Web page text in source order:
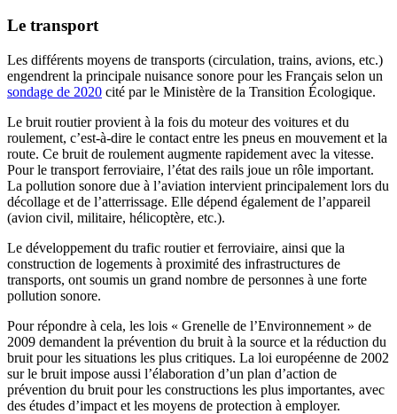
Le transport
Les différents moyens de transports (circulation, trains, avions, etc.)
engendrent la principale nuisance sonore pour les Français selon un
sondage de 2020 cité par le Ministère de la Transition Écologique.
Le bruit routier provient à la fois du moteur des voitures et du
roulement, c’est-à-dire le contact entre les pneus en mouvement et la
route. Ce bruit de roulement augmente rapidement avec la vitesse.
Pour le transport ferroviaire, l’état des rails joue un rôle important.
La pollution sonore due à l’aviation intervient principalement lors du
décollage et de l’atterrissage. Elle dépend également de l’appareil
(avion civil, militaire, hélicoptère, etc.).
Le développement du trafic routier et ferroviaire, ainsi que la
construction de logements à proximité des infrastructures de
transports, ont soumis un grand nombre de personnes à une forte
pollution sonore.
Pour répondre à cela, les lois « Grenelle de l’Environnement » de
2009 demandent la prévention du bruit à la source et la réduction du
bruit pour les situations les plus critiques. La loi européenne de 2002
sur le bruit impose aussi l’élaboration d’un plan d’action de
prévention du bruit pour les constructions les plus importantes, avec
des études d’impact et les moyens de protection à employer.